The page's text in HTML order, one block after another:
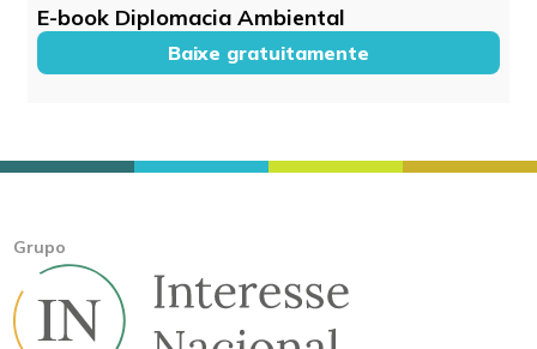
E-book Diplomacia Ambiental
Baixe gratuitamente
Grupo